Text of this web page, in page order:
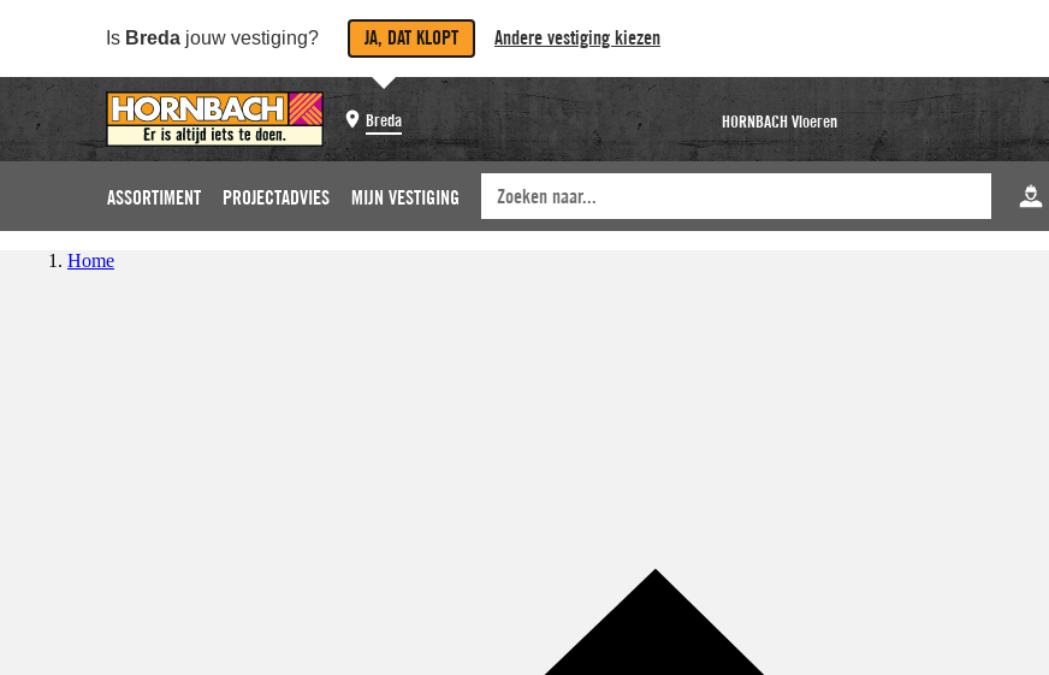
Is Breda jouw vestiging? JA, DAT KLOPT Andere vestiging kiezen
Breda HORNBACH Vloeren
ASSORTIMENT PROJECTADVIES MIJN VESTIGING
Home